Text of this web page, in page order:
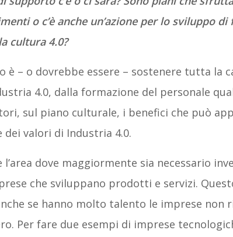
o c’è anche un’azione per lo sviluppo
cultura 4.0?
è – o dovrebbe essere – sostenere tutta la
4.0, dalla formazione del personale
sul piano culturale, i benefici che può
dei valori di Industria 4.0.
l’area dove maggiormente sia necessario
che sviluppano prodotti e servizi.
se hanno molto talento le imprese non
Per fare due esempi di imprese